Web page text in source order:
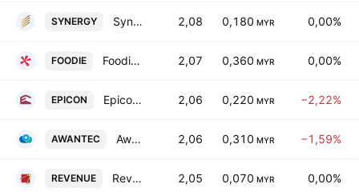
SYNERGY Synergy House Bhd 2,08 0,180 MYR 0,00%
FOODIE Foodie Media Berhad 2,07 0,360 MYR 0,00%
EPICON Epicon Bhd 2,06 0,220 MYR −2,22%
AWANTEC AwanBiru Technology Bhd. 2,06 0,310 MYR −1,59%
REVENUE Revenue Group Bhd. 2,05 0,070 MYR 0,00%